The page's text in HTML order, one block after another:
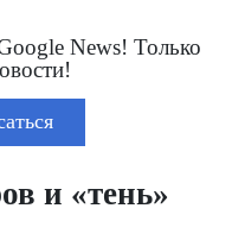
News! Только
и «тень»